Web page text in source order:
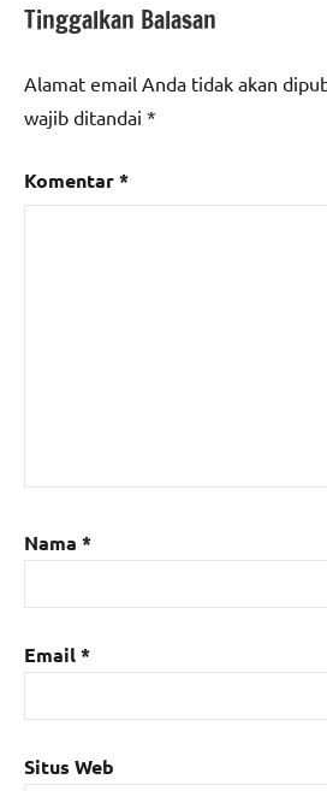
Tinggalkan Balasan
Alamat email Anda tidak akan
wajib ditandai *
Komentar*
Nama *
Email*
Situs Web